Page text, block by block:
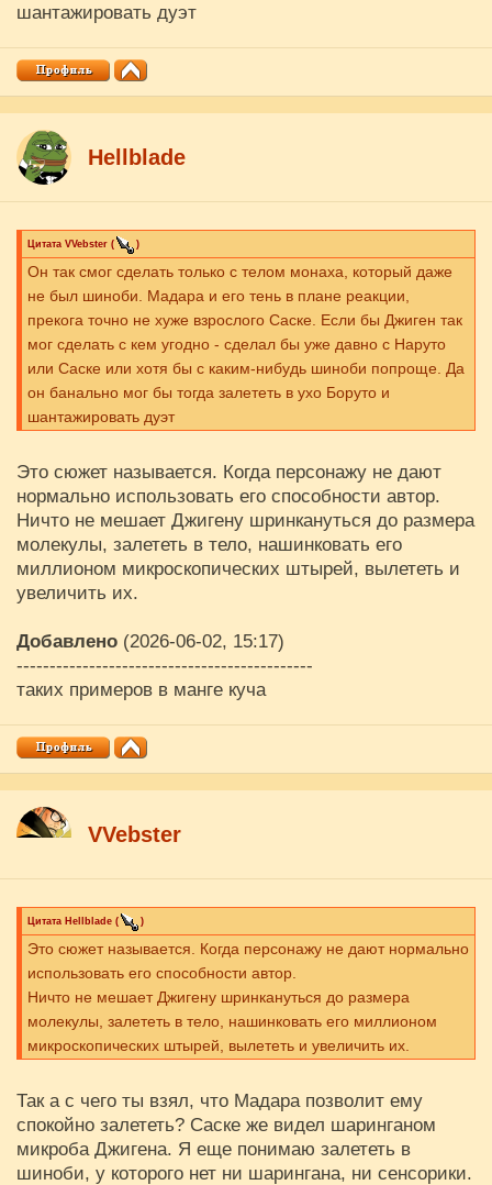
шантажировать дуэт
Hellblade
Цитата VVebster ( )
Он так смог сделать только с телом монаха, который даже
не был шиноби. Мадара и его тень в плане реакции,
прекога точно не хуже взрослого Саске. Если бы Джиген так
мог сделать с кем угодно - сделал бы уже давно с Наруто
или Саске или хотя бы с каким-нибудь шиноби попроще. Да
он банально мог бы тогда залететь в ухо Боруто и
шантажировать дуэт
Это сюжет называется. Когда персонажу не дают
нормально использовать его способности автор.
Ничто не мешает Джигену шринкануться до размера
молекулы, залететь в тело, нашинковать его
миллионом микроскопических штырей, вылететь и
увеличить их.
Добавлено (2026-06-02, 15:17)
---------------------------------------------
таких примеров в манге куча
VVebster
Цитата Hellblade ( )
Это сюжет называется. Когда персонажу не дают нормально
использовать его способности автор.
Ничто не мешает Джигену шринкануться до размера
молекулы, залететь в тело, нашинковать его миллионом
микроскопических штырей, вылететь и увеличить их.
Так а с чего ты взял, что Мадара позволит ему
спокойно залететь? Саске же видел шаринганом
микроба Джигена. Я еще понимаю залететь в
шиноби, у которого нет ни шарингана, ни сенсорики.